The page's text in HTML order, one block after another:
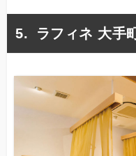
ラフィネ 大手